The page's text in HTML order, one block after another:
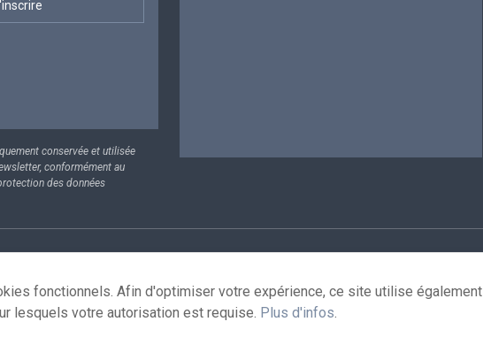
conservée et utilisée
conformément au
des données
fonctionnels. Afin d'optimiser votre expérience, ce site utilise également
lesquels votre autorisation est requise. Plus d'infos.